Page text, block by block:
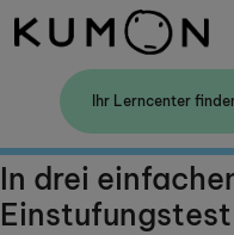
Ihr Lerncenter
In drei
Willkommen bei Kumon
Die Kumon-Methode
Die Geschichte von